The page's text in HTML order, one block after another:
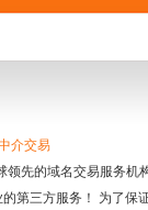
介交易
领先的域名交易服务
第三方服务！ 为了保